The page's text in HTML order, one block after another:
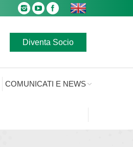
Diventa Socio
COMUNICATI E NEWS